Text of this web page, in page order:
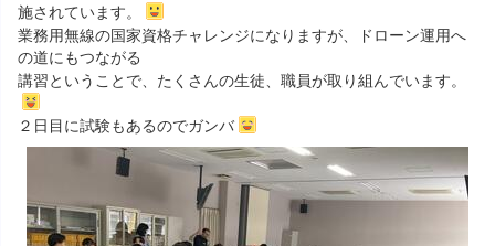
施されています。
業務用無線の国家資格チャレンジになりますが、ドローン運用へ
の道にもつながる
講習ということで、たくさんの生徒、職員が取り組んでいます。
２日目に試験もあるのでガンバ